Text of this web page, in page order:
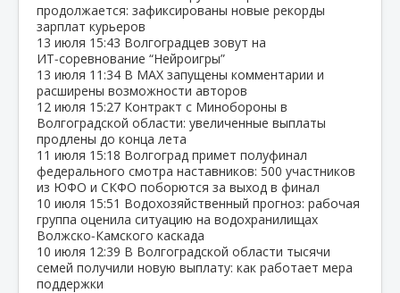
продолжается: зафиксированы новые рекорды
зарплат курьеров
13 июля 15:43 Волгоградцев зовут на
ИТ‑соревнование “Нейроигры”
13 июля 11:34 В МАХ запущены комментарии и
расширены возможности авторов
12 июля 15:27 Контракт с Минобороны в
Волгоградской области: увеличенные выплаты
продлены до конца лета
11 июля 15:18 Волгоград примет полуфинал
федерального смотра наставников: 500 участников
из ЮФО и СКФО поборются за выход в финал
10 июля 15:51 Водохозяйственный прогноз: рабочая
группа оценила ситуацию на водохранилищах
Волжско‑Камского каскада
10 июля 12:39 В Волгоградской области тысячи
семей получили новую выплату: как работает мера
поддержки